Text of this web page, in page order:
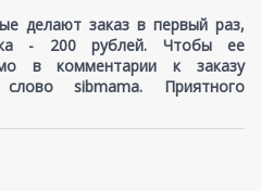
делают заказ в первый раз,
- 200 рублей. Чтобы ее
в комментарии к заказу
sibmama. Приятного